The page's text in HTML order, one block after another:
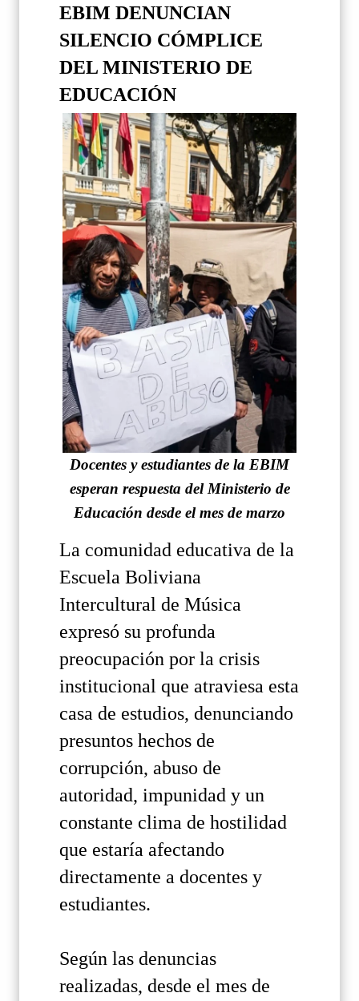
EBIM DENUNCIAN
SILENCIO CÓMPLICE
DEL MINISTERIO DE
EDUCACIÓN
Docentes y estudiantes de la EBIM
esperan respuesta del Ministerio de
Educación desde el mes de marzo
La comunidad educativa de la
Escuela Boliviana
Intercultural de Música
expresó su profunda
preocupación por la crisis
institucional que atraviesa esta
casa de estudios, denunciando
presuntos hechos de
corrupción, abuso de
autoridad, impunidad y un
constante clima de hostilidad
que estaría afectando
directamente a docentes y
estudiantes.
Según las denuncias
realizadas, desde el mes de